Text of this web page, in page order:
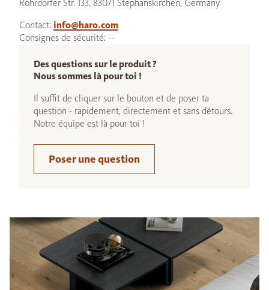
Rohrdorfer Str. 133, 83071 Stephanskirchen, Germany
Contact: info@haro.com
Consignes de sécurité: --
Des questions sur le produit ?
Nous sommes là pour toi !
Il suffit de cliquer sur le bouton et de poser ta
question - rapidement, directement et sans détours.
Notre équipe est là pour toi !
Poser une question